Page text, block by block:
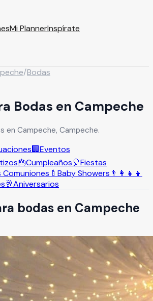
Mi PlannerInspírate
/Bodas
Bodas en Campeche
en Campeche, Campeche.
🏢Eventos
🎂Cumpleaños🎈Fiestas
Comuniones 🍼 Baby Showers 👨‍👩‍👧‍👦
🥂Aniversarios
bodas en Campeche